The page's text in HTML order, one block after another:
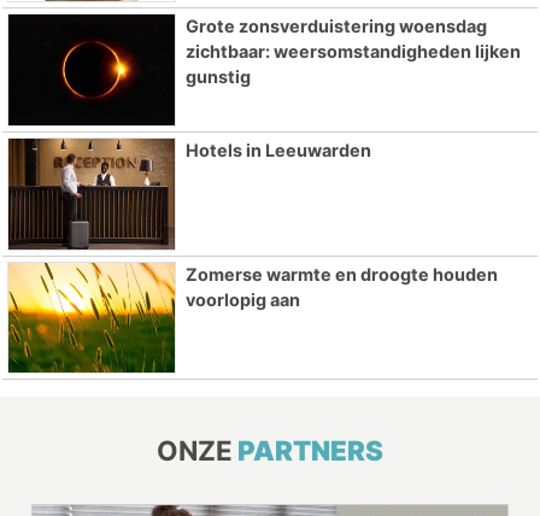
Grote zonsverduistering woensdag
zichtbaar: weersomstandigheden lijken
gunstig
Hotels in Leeuwarden
Zomerse warmte en droogte houden
voorlopig aan
ONZE PARTNERS